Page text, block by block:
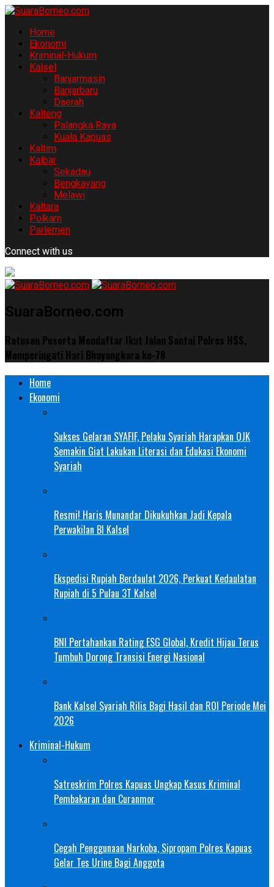
Home
Ekonomi
Kriminal-Hukum
Kalsel
Banjarmasin
Banjarbaru
Daerah
Kalteng
Palangka Raya
Kuala Kapuas
Kaltim
Kalbar
Sekadau
Bengkayang
Melawi
Kaltara
Polkam
Parlemen
Connect with us
SuaraBorneo.com
Ratusan Peserta Mendaftar Ikut Jalan Santai Polres HSS,
Memperingati Hari Bhayangkara ke-78
Home
Ekonomi
Sukses Gelaran SYAFIF, Pelaku Syariah Harapkan OJK
Semakin Giat Lakukan Literasi dan Edukasi Ekonomi
Syariah
Resmi! Haris Munandar Dikukuhkan Jadi Kepala
Perwakilan BI Kalsel
Ekspedisi Rupiah Berdaulat 2026, Perkuat Kedaulatan
Rupiah di 5 Pulau 3T Kalsel
BNI Pertahankan Rating ESG Global, Kredit Hijau Terus
Tumbuh Dorong Transisi Energi Nasional
Bank Kalsel Syariah Rilis Bagi Hasil dan ROI Periode Mei
2026
Kriminal-Hukum
Satreskrim Polres Kapuas Ungkap Kasus Kriminal
Pembakaran dan Curanmor
Cegah Penggunaan Narkoba, Sipropam Polres Kapuas
Gelar Tes Urine Bagi Anggota